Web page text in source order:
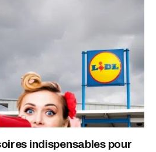
indispensables pour